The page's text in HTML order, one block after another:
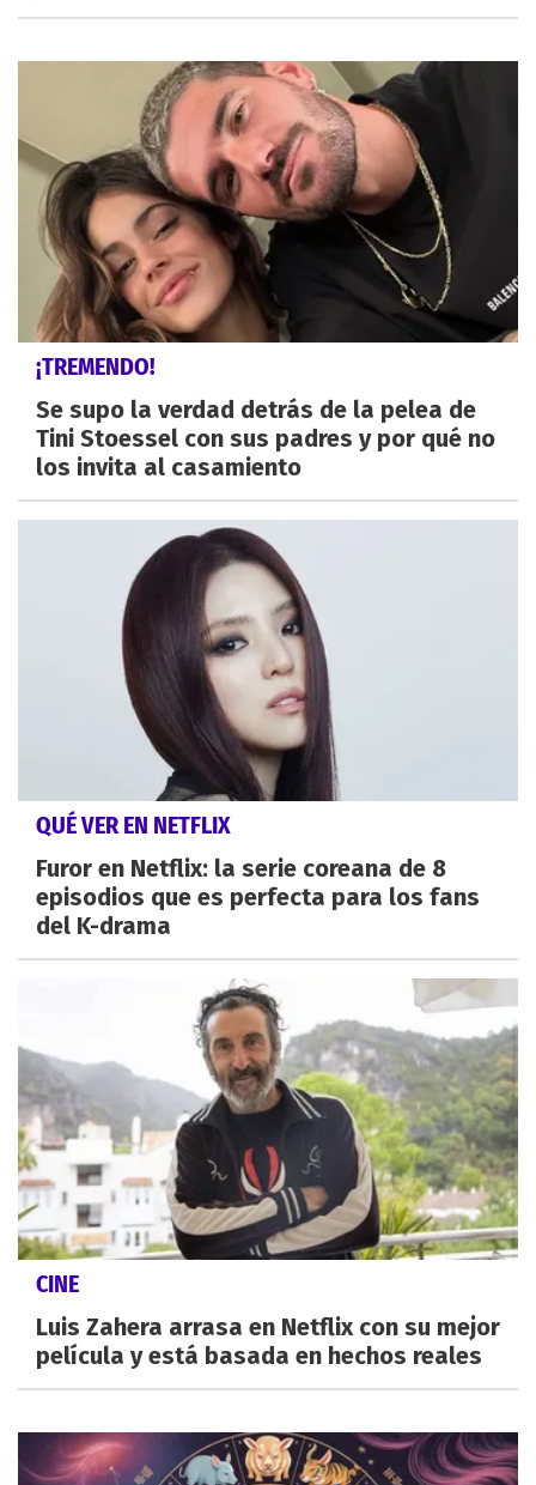
¡TREMENDO!
Se supo la verdad detrás de la pelea de
Tini Stoessel con sus padres y por qué no
los invita al casamiento
QUÉ VER EN NETFLIX
Furor en Netflix: la serie coreana de 8
episodios que es perfecta para los fans
del K-drama
CINE
Luis Zahera arrasa en Netflix con su mejor
película y está basada en hechos reales